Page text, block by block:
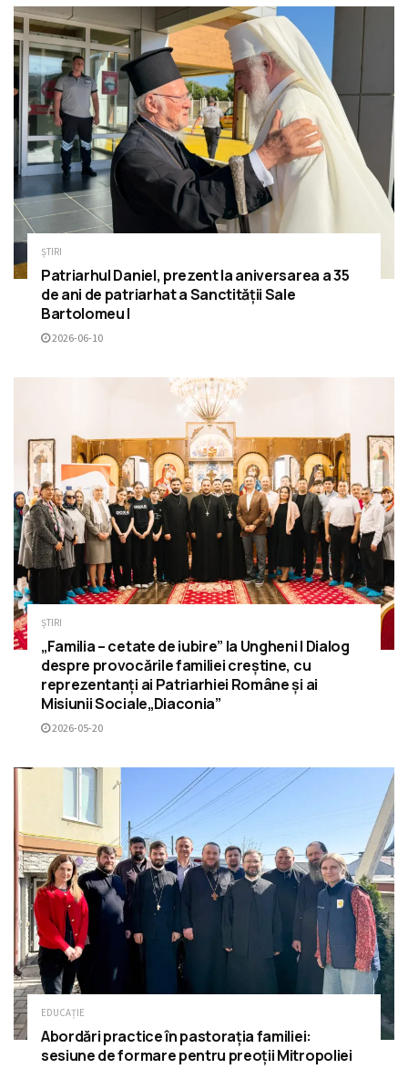
ȘTIRI
Patriarhul Daniel, prezent la aniversarea a 35
de ani de patriarhat a Sanctității Sale
Bartolomeu I
2026-06-10
ȘTIRI
„Familia – cetate de iubire” la Ungheni | Dialog
despre provocările familiei creștine, cu
reprezentanți ai Patriarhiei Române și ai
Misiunii Sociale„Diaconia”
2026-05-20
EDUCAȚIE
Abordări practice în pastorația familiei:
sesiune de formare pentru preoții Mitropoliei